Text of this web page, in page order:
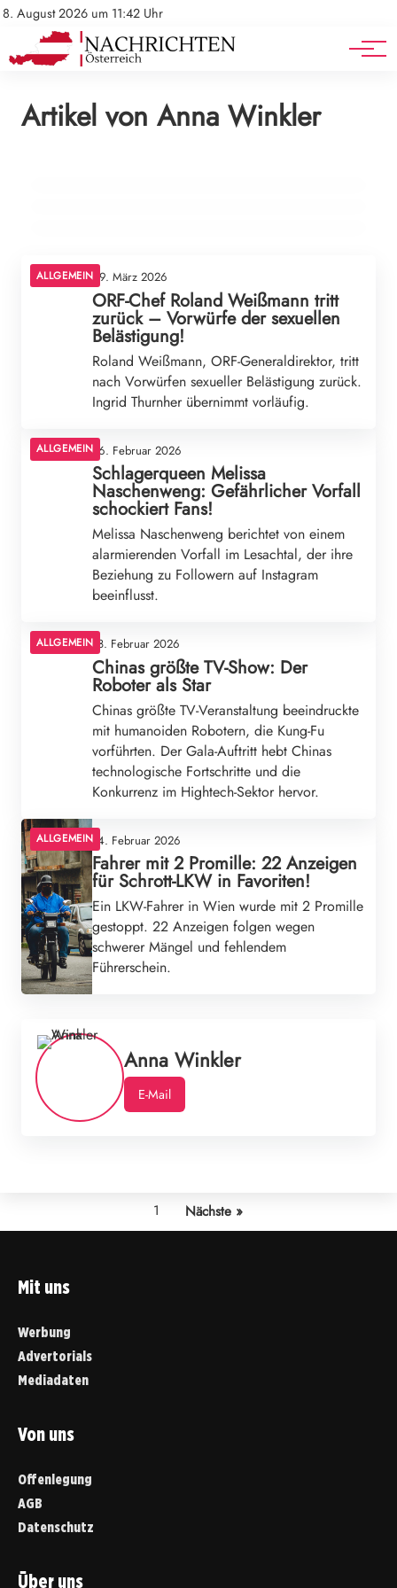
8. August 2026 um 11:42 Uhr
Mediadaten
Werbung
Stellenangebote
Veranstaltungen
Artikel von Anna Winkler
Sternenblick am 13. April: So stehen Ihre
21. März 2026
Eine verzögerte Xi-Trump-Konferenz stärkt
09. März 2026
ALLGEMEIN09. März 2026
ORF-Chef Roland Weißmann tritt
zurück – Vorwürfe der sexuellen
Belästigung!
Roland Weißmann, ORF-Generaldirektor, tritt
nach Vorwürfen sexueller Belästigung zurück.
Ingrid Thurnher übernimmt vorläufig.
ALLGEMEIN26. Februar 2026
Schlagerqueen Melissa
Naschenweng: Gefährlicher Vorfall
schockiert Fans!
Melissa Naschenweng berichtet von einem
alarmierenden Vorfall im Lesachtal, der ihre
Beziehung zu Followern auf Instagram
beeinflusst.
ALLGEMEIN18. Februar 2026
Chinas größte TV-Show: Der
Roboter als Star
Chinas größte TV-Veranstaltung beeindruckte
mit humanoiden Robotern, die Kung-Fu
vorführten. Der Gala-Auftritt hebt Chinas
technologische Fortschritte und die
Konkurrenz im Hightech-Sektor hervor.
ALLGEMEIN14. Februar 2026
Fahrer mit 2 Promille: 22 Anzeigen
für Schrott-LKW in Favoriten!
Ein LKW-Fahrer in Wien wurde mit 2 Promille
gestoppt. 22 Anzeigen folgen wegen
schwerer Mängel und fehlendem
Führerschein.
Anna Winkler
E-Mail
1 Nächste »
Mit uns
Werbung
Advertorials
Mediadaten
Von uns
Offenlegung
AGB
Datenschutz
Über uns